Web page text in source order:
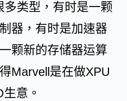
类型，有时是一颗
器，有时是加速器
颗新的存储器运算
Marvell是在做XPU
意。